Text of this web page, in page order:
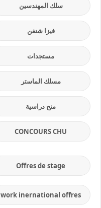
سلك المهندسين
فيزا شنغن
مستجدات
مسلك الماستر
منح دراسية
CONCOURS CHU
Offres de stage
work inernational offres